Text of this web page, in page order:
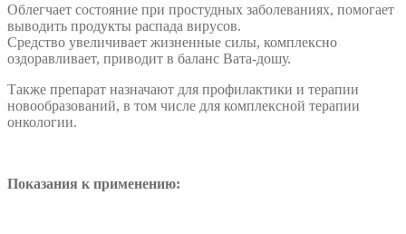
Облегчает состояние при простудных заболеваниях, помогает
выводить продукты распада вирусов.
Средство увеличивает жизненные силы, комплексно
оздоравливает, приводит в баланс Вата-дошу.
Также препарат назначают для профилактики и терапии
новообразований, в том числе для комплексной терапии
онкологии.
Показания к применению: